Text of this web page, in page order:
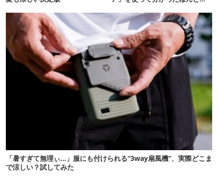
「暑すぎて無理ぃ…」服にも付けられる“3way扇風機”、実際どこま
で涼しい？試してみた